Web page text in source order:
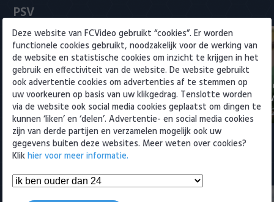
PEC Zwolle
PSV
Roda JC
SC Heerenveen
Sparta
Vitesse
VVV Venlo
PSV
Sano aan het woord na PSV-
transfer: 'PSV is een topclub'
8 augustus 2026 14:10
PSV
ervaren
6 augustus
Meest bekeken
Deze website van FCVideo gebruikt “cookies”. Er worden
functionele cookies gebruikt, noodzakelijk voor de werking van
de website en statistische cookies om inzicht te krijgen in het
gebruik en effectiviteit van de website. De website gebruikt
ook advertentie cookies om advertenties af te stemmen op
uw voorkeuren op basis van uw klikgedrag. Tenslotte worden
via de website ook social media cookies geplaatst om dingen te
kunnen ‘liken’ en ‘delen’. Advertentie- en social media cookies
zijn van derde partijen en verzamelen mogelijk ook uw
gegevens buiten deze websites. Meer weten over cookies?
Klikhier voor meer informatie.